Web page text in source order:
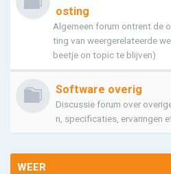
osting
Algemeen forum ontrent de
ting van weergerelateerde
beetje on topic te blijven)
Software overig
Discussie forum over
n, specificaties, ervaringen
WEER